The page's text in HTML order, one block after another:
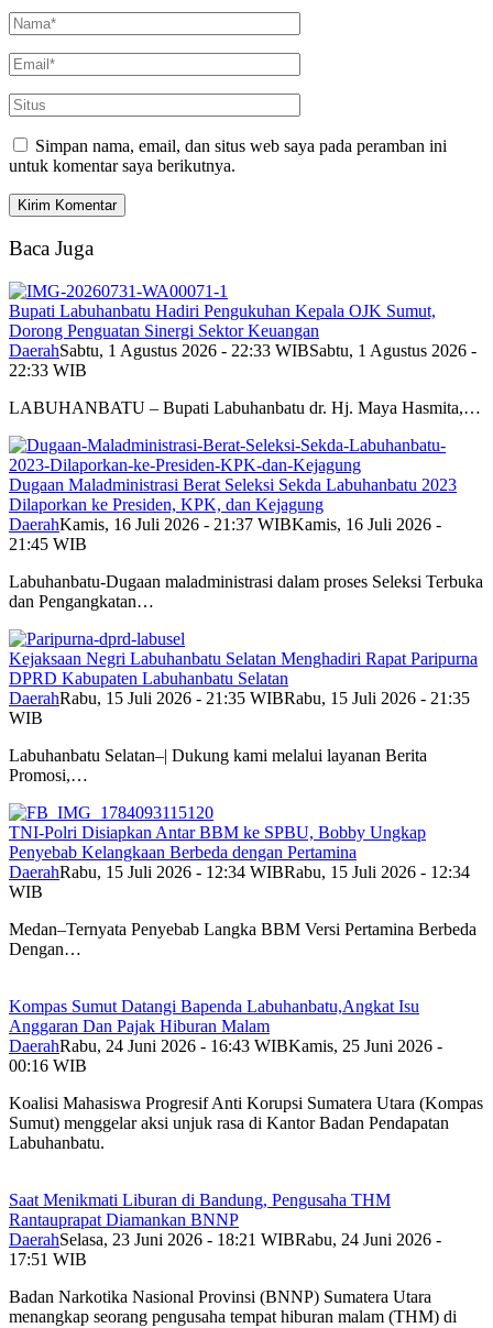
Simpan nama, email, dan situs web saya pada peramban ini
untuk komentar saya berikutnya.
Baca Juga
Bupati Labuhanbatu Hadiri Pengukuhan Kepala OJK Sumut,
Dorong Penguatan Sinergi Sektor Keuangan
DaerahSabtu, 1 Agustus 2026 - 22:33 WIBSabtu, 1 Agustus 2026 -
22:33 WIB
LABUHANBATU – Bupati Labuhanbatu dr. Hj. Maya Hasmita,…
Dugaan Maladministrasi Berat Seleksi Sekda Labuhanbatu 2023
Dilaporkan ke Presiden, KPK, dan Kejagung
DaerahKamis, 16 Juli 2026 - 21:37 WIBKamis, 16 Juli 2026 -
21:45 WIB
Labuhanbatu-Dugaan maladministrasi dalam proses Seleksi Terbuka
dan Pengangkatan…
Kejaksaan Negri Labuhanbatu Selatan Menghadiri Rapat Paripurna
DPRD Kabupaten Labuhanbatu Selatan
DaerahRabu, 15 Juli 2026 - 21:35 WIBRabu, 15 Juli 2026 - 21:35
WIB
Labuhanbatu Selatan–| Dukung kami melalui layanan Berita
Promosi,…
TNI-Polri Disiapkan Antar BBM ke SPBU, Bobby Ungkap
Penyebab Kelangkaan Berbeda dengan Pertamina
DaerahRabu, 15 Juli 2026 - 12:34 WIBRabu, 15 Juli 2026 - 12:34
WIB
Medan–Ternyata Penyebab Langka BBM Versi Pertamina Berbeda
Dengan…
Kompas Sumut Datangi Bapenda Labuhanbatu,Angkat Isu
Anggaran Dan Pajak Hiburan Malam
DaerahRabu, 24 Juni 2026 - 16:43 WIBKamis, 25 Juni 2026 -
00:16 WIB
Koalisi Mahasiswa Progresif Anti Korupsi Sumatera Utara (Kompas
Sumut) menggelar aksi unjuk rasa di Kantor Badan Pendapatan
Labuhanbatu.
Saat Menikmati Liburan di Bandung, Pengusaha THM
Rantauprapat Diamankan BNNP
DaerahSelasa, 23 Juni 2026 - 18:21 WIBRabu, 24 Juni 2026 -
17:51 WIB
Badan Narkotika Nasional Provinsi (BNNP) Sumatera Utara
menangkap seorang pengusaha tempat hiburan malam (THM) di